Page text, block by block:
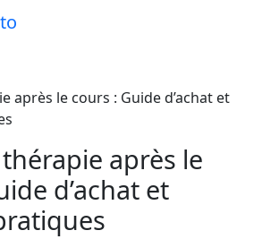
après le cours : Guide d’achat et
après le
d’achat et